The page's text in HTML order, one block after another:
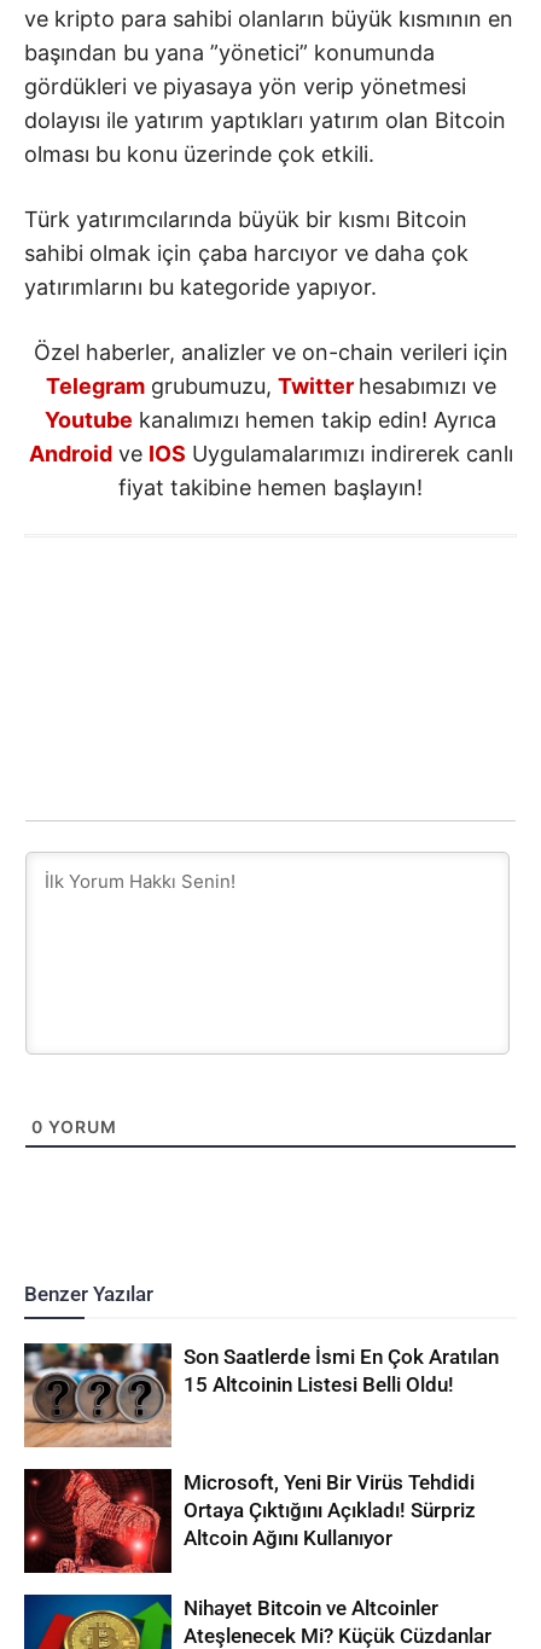
ve kripto para sahibi olanların büyük kısmının en
başından bu yana ”yönetici” konumunda
gördükleri ve piyasaya yön verip yönetmesi
dolayısı ile yatırım yaptıkları yatırım olan Bitcoin
olması bu konu üzerinde çok etkili.
Türk yatırımcılarında büyük bir kısmı Bitcoin
sahibi olmak için çaba harcıyor ve daha çok
yatırımlarını bu kategoride yapıyor.
Özel haberler, analizler ve on-chain verileri için
Telegramgrubumuzu, Twitter hesabımızı ve
Youtube kanalımızı hemen takip edin! Ayrıca
Androidve IOS Uygulamalarımızı indirerek canlı
fiyat takibine hemen başlayın!
0 YORUM
Benzer Yazılar
Son Saatlerde İsmi En Çok Aratılan
15 Altcoinin Listesi Belli Oldu!
Microsoft, Yeni Bir Virüs Tehdidi
Ortaya Çıktığını Açıkladı! Sürpriz
Altcoin Ağını Kullanıyor
Nihayet Bitcoin ve Altcoinler
Ateşlenecek Mi? Küçük Cüzdanlar